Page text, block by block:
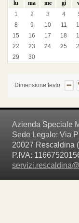
lu ma me gi
1
2 3 4
8
9 10 11
15
16 17 18
22
23 24 25
29
30
Dimensione testo:
Azienda Speciale
Sede Legale: Via
20027 Rescaldina
P.IVA: